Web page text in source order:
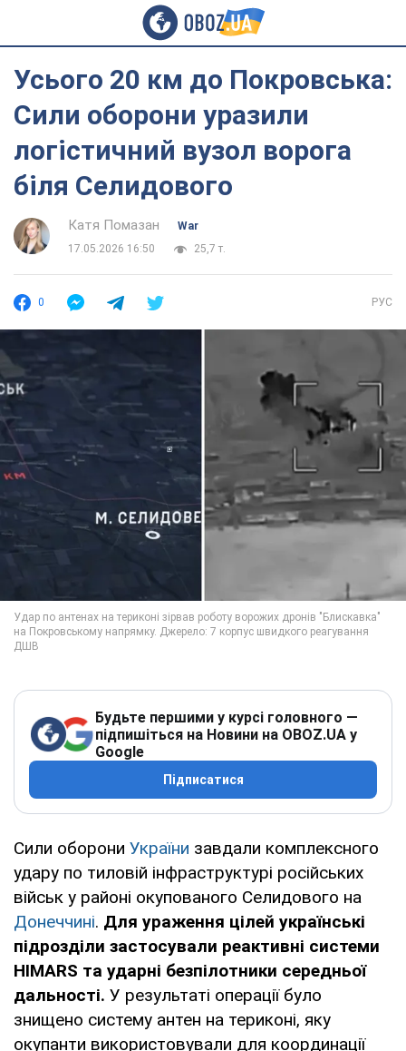
Усього 20 км до Покровська:
Сили оборони уразили
логістичний вузол ворога
біля Селидового
Катя Помазан
War
17.05.2026 16:50
25,7 т.
0 РУС
Будьте першими у курсі головного —
підпишіться на Новини на OBOZ.UA у
Google
Підписатися
Сили оборони України завдали комплексного
удару по тиловій інфраструктурі російських
військ у районі окупованого Селидового на
Донеччині. Для ураження цілей українські
підрозділи застосували реактивні системи
HIMARS та ударні безпілотники середньої
дальності. У результаті операції було
знищено систему антен на териконі, яку
окупанти використовували для координації